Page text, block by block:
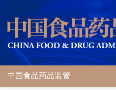
中国食品药品监管